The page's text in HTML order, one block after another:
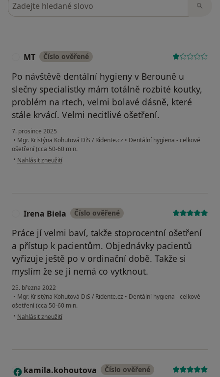
MT Číslo ověřené
Po návštěvě dentální hygieny v Berouně u
slečny specialistky mám totálně rozbité koutky,
problém na rtech, velmi bolavé dásně, které
stále krvácí. Velmi necitlivé ošetření.
7. prosince 2025
• Mgr. Kristýna Kohutová DiS / Ridente.cz • Dentální hygiena - celkové
ošetření (cca 50-60 min.
• podle názoru uživatele MT
Nahlásit zneužití
Irena Biela Číslo ověřené
Práce jí velmi baví, takže stoprocentní ošetření
a přístup k pacientům. Objednávky pacientů
vyřizuje ještě po v ordinační době. Takže si
myslím že se jí nemá co vytknout.
25. března 2022
• Mgr. Kristýna Kohutová DiS / Ridente.cz • Dentální hygiena - celkové
ošetření (cca 50-60 min.
• podle názoru uživatele Irena Biela
Nahlásit zneužití
K kamila.kohoutova Číslo ověřené